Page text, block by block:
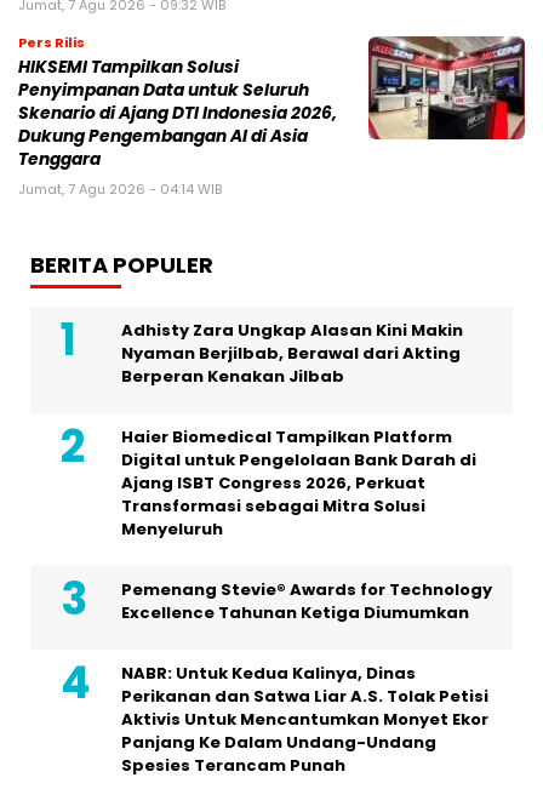
Jumat, 7 Agu 2026 - 09:32 WIB
Pers Rilis
HIKSEMI Tampilkan Solusi
Penyimpanan Data untuk Seluruh
Skenario di Ajang DTI Indonesia 2026,
Dukung Pengembangan AI di Asia
Tenggara
Jumat, 7 Agu 2026 - 04:14 WIB
BERITA POPULER
Adhisty Zara Ungkap Alasan Kini Makin
Nyaman Berjilbab, Berawal dari Akting
Berperan Kenakan Jilbab
Haier Biomedical Tampilkan Platform
Digital untuk Pengelolaan Bank Darah di
Ajang ISBT Congress 2026, Perkuat
Transformasi sebagai Mitra Solusi
Menyeluruh
Pemenang Stevie® Awards for Technology
Excellence Tahunan Ketiga Diumumkan
NABR: Untuk Kedua Kalinya, Dinas
Perikanan dan Satwa Liar A.S. Tolak Petisi
Aktivis Untuk Mencantumkan Monyet Ekor
Panjang Ke Dalam Undang-Undang
Spesies Terancam Punah